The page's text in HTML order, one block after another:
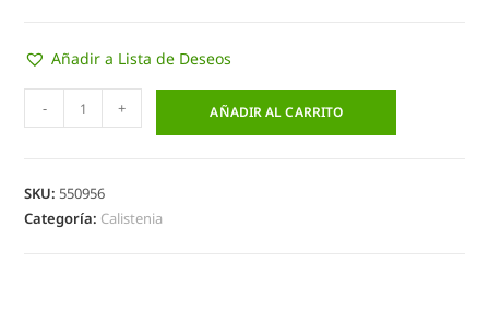
Añadir a Lista de Deseos
- + AÑADIR AL CARRITO
SKU: 550956
Categoría: Calistenia